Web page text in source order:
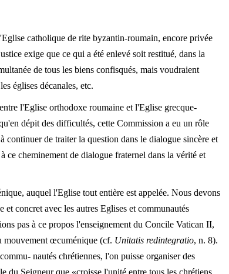
catholique de rite byzantin-roumain, encore privée
exige que ce qui a été enlevé soit restitué, dans la
de tous les biens confisqués, mais voudraient
églises décanales, etc.
l'Eglise orthodoxe roumaine et l'Eglise grecque-
dépit des difficultés, cette Commission a eu un rôle
de traiter la question dans le dialogue sincère et
ce cheminement de dialogue fraternel dans la vérité et
auquel l'Eglise tout entière est appelée. Nous devons
concret avec les autres Eglises et communautés
pas à ce propos l'enseignement du Concile Vatican II,
mouvement œcuménique (cf. Unitatis redintegratio, n. 8).
nautés chrétiennes, l'on puisse organiser des
Seigneur que «croisse l'unité entre tous les chrétiens